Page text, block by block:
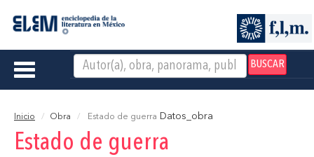
BUSCAR
Toggle
Inicio Obra Estado de guerra Datos_obra
Estado de guerra